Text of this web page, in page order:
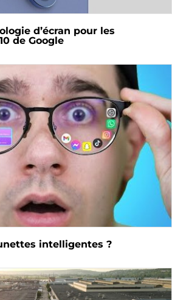
d’écran pour les
de Google
intelligentes ?